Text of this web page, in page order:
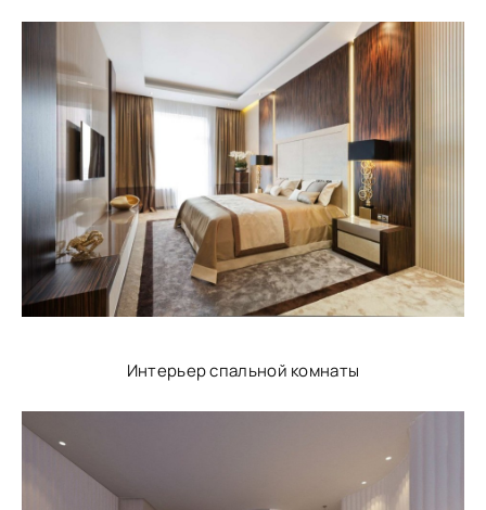
Интерьер спальной комнаты